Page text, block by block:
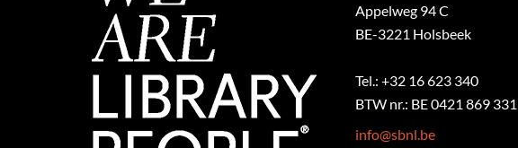
Appelweg 94 C
BE-3221 Holsbeek
Tel.: +32 16 623 340
BTW nr.: BE 0421 869 331
info@sbnl.be